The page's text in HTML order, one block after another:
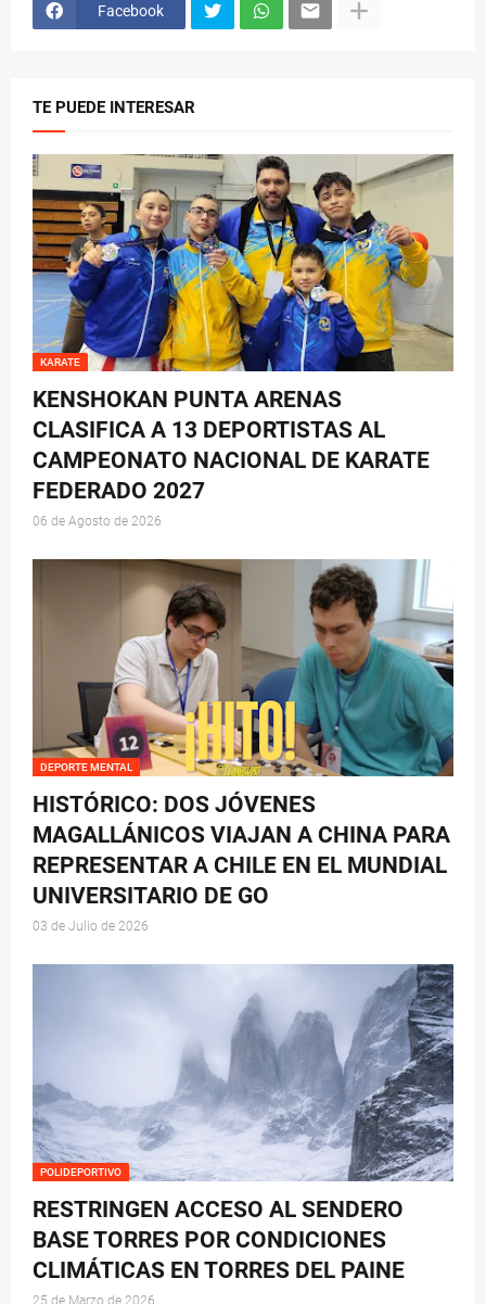
Facebook
TE PUEDE INTERESAR
KARATE
KENSHOKAN PUNTA ARENAS
CLASIFICA A 13 DEPORTISTAS AL
CAMPEONATO NACIONAL DE KARATE
FEDERADO 2027
06 de Agosto de 2026
DEPORTE MENTAL
HISTÓRICO: DOS JÓVENES
MAGALLÁNICOS VIAJAN A CHINA PARA
REPRESENTAR A CHILE EN EL MUNDIAL
UNIVERSITARIO DE GO
03 de Julio de 2026
POLIDEPORTIVO
RESTRINGEN ACCESO AL SENDERO
BASE TORRES POR CONDICIONES
CLIMÁTICAS EN TORRES DEL PAINE